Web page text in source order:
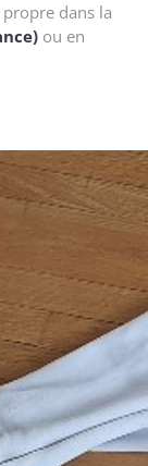
dans la
ou en